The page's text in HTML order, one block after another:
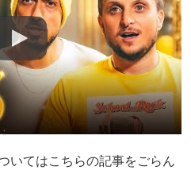
いてはこちらの記事をごらん